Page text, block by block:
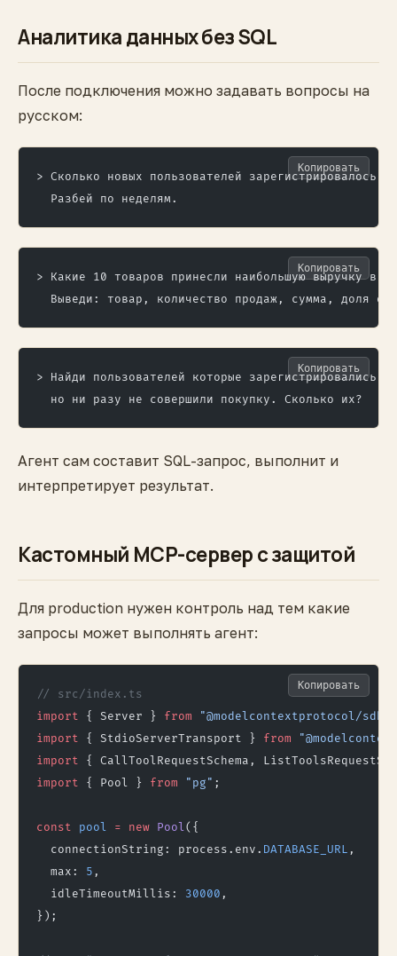
Аналитика данных без SQL
После подключения можно задавать вопросы на
русском:
> Сколько новых пользователей зарегистрировалось
  Разбей по неделям.
Копировать
> Какие 10 товаров принесли наибольшую выручку в
Выведи: товар, количество продаж, сумма, доля от
Копировать
> Найди пользователей которые зарегистрировались
  но ни разу не совершили покупку. Сколько их?
Копировать
Агент сам составит SQL-запрос, выполнит и
интерпретирует результат.
Кастомный MCP-сервер с защитой
Для production нужен контроль над тем какие
запросы может выполнять агент:
// src/index.ts
import { Server } from "@modelcontextprotocol/
import { StdioServerTransport } from
import { CallToolRequestSchema,
import { Pool } from "pg" ;
const pool = new Pool({
  connectionString: process.env.
DATABASE_URL ,
  max:
5 ,
  idleTimeoutMillis:
30000 ,
});
Копировать